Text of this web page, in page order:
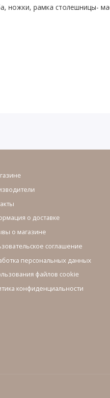
ножки, рамка столешницы-
о доставке
о магазине
соглашение
персональных данных
файлов cookie
конфиденциальности